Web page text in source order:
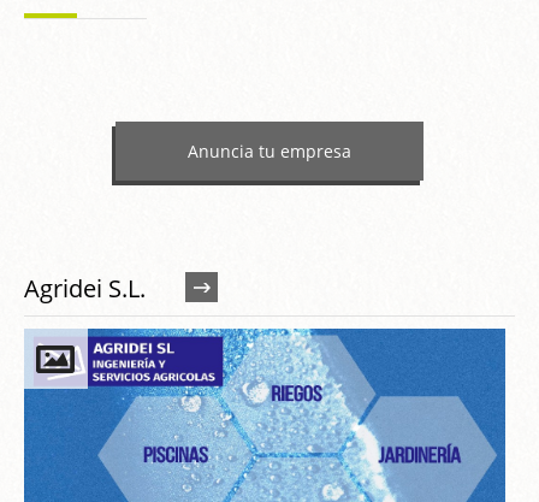
Anuncia tu empresa
Agridei S.L.